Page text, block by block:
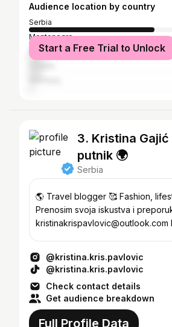
Audience location by country
Serbia
Montenegro
Bosnia and Herzegovina
Start a Free Trial to Unlock
3. Kristina
putnik 🌍
Serbia
🌎 Travel blogger 🥰 Fashion, lifestyle & beauty ✈️
Prenosim svoja iskustva i
kristinakrispavlovic@outlook.com
@kristina.kris.pavlovic
@kristina.kris.pavlovic
Check contact details
Get audience breakdown
Full Profile Data